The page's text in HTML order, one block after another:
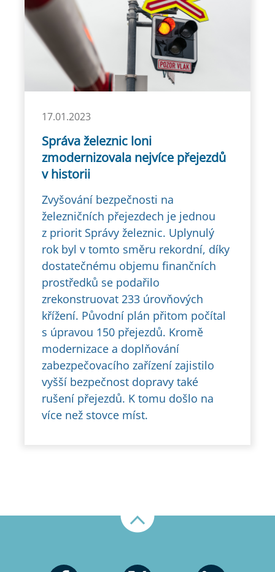
17.01.2023
Správa železnic loni
zmodernizovala nejvíce přejezdů
v historii
Zvyšování bezpečnosti na
železničních přejezdech je jednou
z priorit Správy železnic. Uplynulý
rok byl v tomto směru rekordní, díky
dostatečnému objemu finančních
prostředků se podařilo
zrekonstruovat 233 úrovňových
křížení. Původní plán přitom počítal
s úpravou 150 přejezdů. Kromě
modernizace a doplňování
zabezpečovacího zařízení zajistilo
vyšší bezpečnost dopravy také
rušení přejezdů. K tomu došlo na
více než stovce míst.